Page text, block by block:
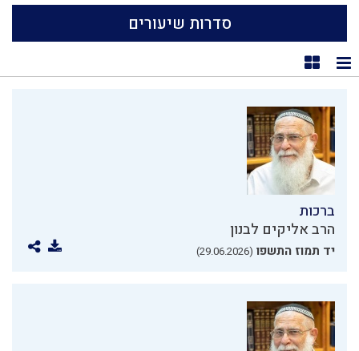
סדרות שיעורים
תצוגת רשימה
תצוגת קוביות
ברכות
הרב אליקים לבנון
יד תמוז התשפו (29.06.2026)